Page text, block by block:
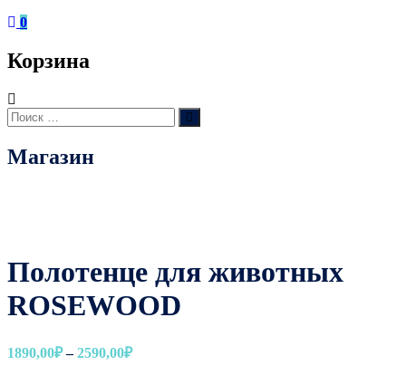
0
Корзина
Искать: Поиск
Магазин
Полотенце для животных
ROSEWOOD
1890,00₽ – 2590,00₽Диапазон